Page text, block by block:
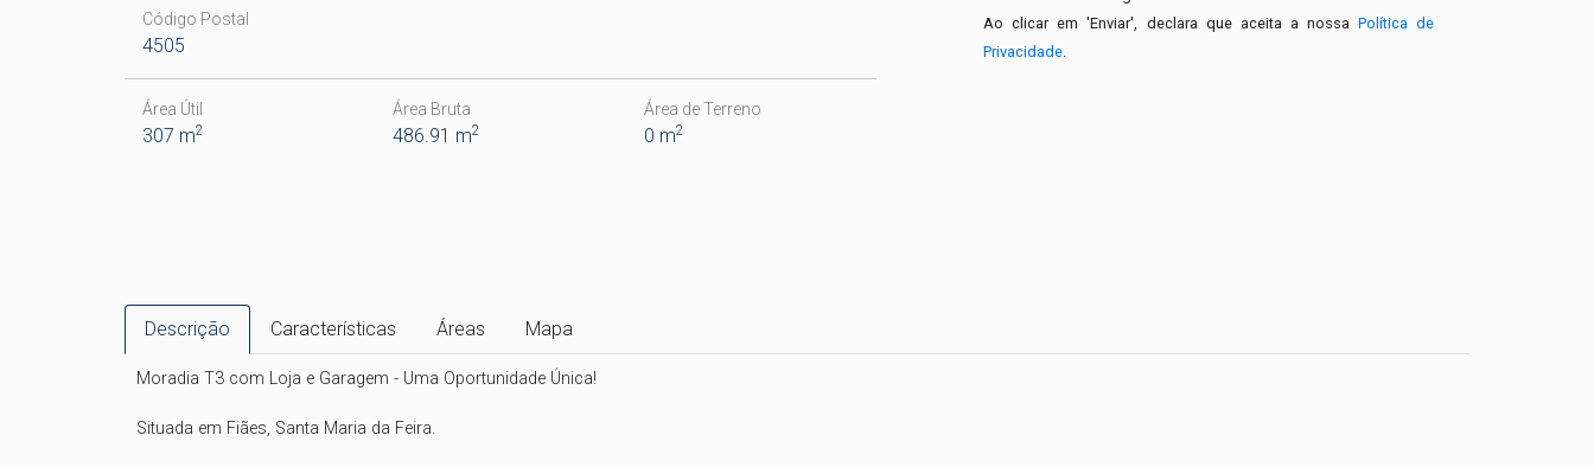
Código Postal
4505
Área Útil
307 m2
Área Bruta
486.91 m2
Área de Terreno
0 m2
Ao clicar em 'Enviar', declara que aceita a nossaPolítica de
Privacidade.
Descrição Características Áreas Mapa
Moradia T3 com Loja e Garagem - Uma Oportunidade Única!
Situada em Fiães, Santa Maria da Feira.